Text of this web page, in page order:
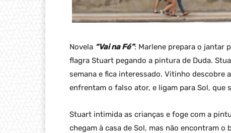
Novela “Vai na Fé”: Marlene prepara o jantar
flagra Stuart pegando a pintura de Duda.
semana e fica interessado. Vitinho descobre
enfrentam o falso ator, e ligam para Sol, que
Stuart intimida as crianças e foge com a
chegam à casa de Sol, mas não encontram